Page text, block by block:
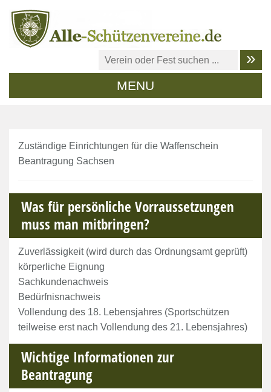
MENU
Zuständige Einrichtungen für die Waffenschein
Beantragung Sachsen
Was für persönliche Vorraussetzungen
muss man mitbringen?
Zuverlässigkeit (wird durch das Ordnungsamt geprüft)
körperliche Eignung
Sachkundenachweis
Bedürfnisnachweis
Vollendung des 18. Lebensjahres (Sportschützen
teilweise erst nach Vollendung des 21. Lebensjahres)
Wichtige Informationen zur
Beantragung